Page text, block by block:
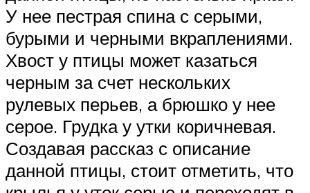
У нее пестрая спина с серыми,
бурыми и черными вкраплениями.
Хвост у птицы может казаться
черным за счет нескольких
рулевых перьев, а брюшко у нее
серое. Грудка у утки коричневая.
Создавая рассказ с описание
данной птицы, стоит отметить, что